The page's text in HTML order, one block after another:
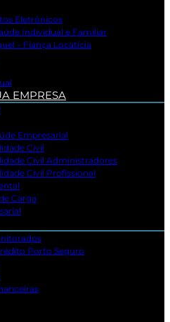
Eletrônicos
Individual e Familiar
– Fiança Locatícia
EMPRESA
Empresarial
Civil
Civil Administradores
Civil Profissional
Carga
Porto Seguro